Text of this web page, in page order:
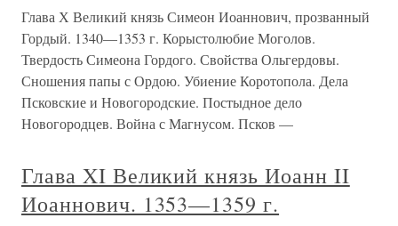
Глава Х Великий князь Симеон Иоаннович, прозванный
Гордый. 1340—1353 г. Корыстолюбие Моголов.
Твердость Симеона Гордого. Свойства Ольгердовы.
Сношения папы с Ордою. Убиение Коротопола. Дела
Псковские и Новогородские. Постыдное дело
Новогородцев. Война с Магнусом. Псков —
Глава XI Великий князь Иоанн II
Иоаннович. 1353—1359 г.